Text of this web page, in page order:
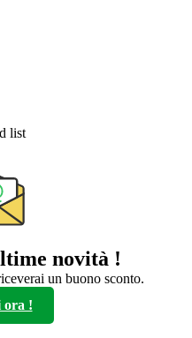
list
novità !
un buono sconto.
ora !